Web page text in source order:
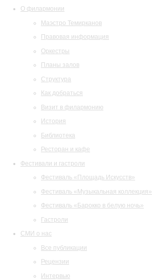
О филармонии
Маэстро Темирканов
Правовая информация
Оркестры
Планы залов
Структура
Как добраться
Визит в филармонию
История
Библиотека
Ресторан и кафе
Фестивали и гастроли
Фестиваль «Площадь Искусств»
Фестиваль «Музыкальная коллекция»
Фестиваль «Барокко в белую ночь»
Гастроли
СМИ о нас
Все публикации
Рецензии
Интервью